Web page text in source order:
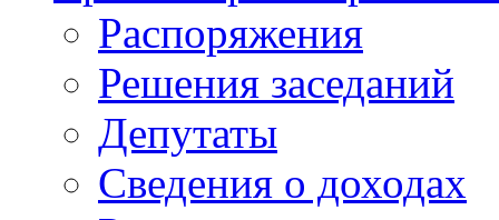
Распоряжения
Решения заседаний
Депутаты
Сведения о доходах